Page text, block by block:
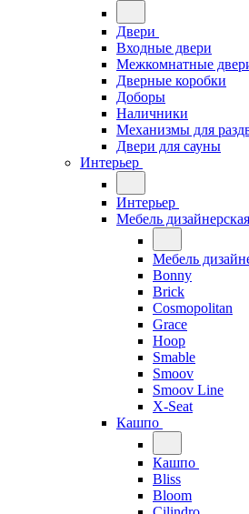
Двери
Входные двери
Межкомнатные
Дверные коробки
Доборы
Наличники
Механизмы для
Двери для сауны
Интерьер
Интерьер
Мебель дизайнерская
Мебель
Bonny
Brick
Cosmopolitan
Grace
Hoop
Smable
Smoov
Smoov Line
X-Seat
Кашпо
Кашпо
Bliss
Bloom